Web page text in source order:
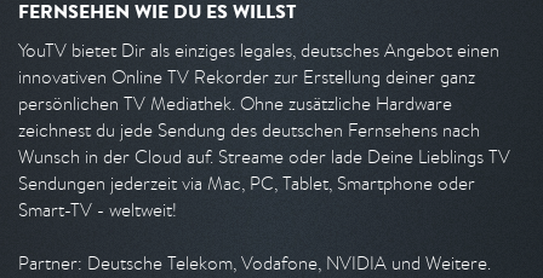
FERNSEHEN WIE DU ES WILLST
YouTV bietet Dir als einziges legales, deutsches Angebot einen
innovativen Online TV Rekorder zur Erstellung deiner ganz
persönlichen TV Mediathek. Ohne zusätzliche Hardware
zeichnest du jede Sendung des deutschen Fernsehens nach
Wunsch in der Cloud auf. Streame oder lade Deine Lieblings TV
Sendungen jederzeit via Mac, PC, Tablet, Smartphone oder
Smart-TV - weltweit!
Partner: Deutsche Telekom, Vodafone, NVIDIA und Weitere.